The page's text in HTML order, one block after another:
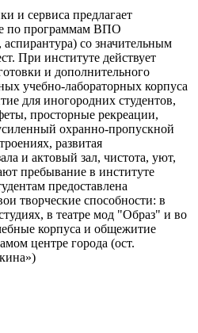
и сервиса предлагает
по программам ВПО
аспирантура) со значительным
При институте действует
и дополнительного
учебно-лабораторных корпуса
для иногородних студентов,
просторные рекреации,
охранно-пропускной
развитая
и актовый зал, чистота, уют,
пребывание в институте
предоставлена
творческие способности: в
в театре мод "Образ" и во
корпуса и общежитие
центре города (ост.